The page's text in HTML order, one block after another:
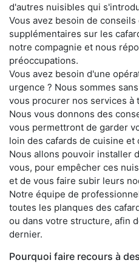
d'autres nuisibles qui
Vous avez besoin de
supplémentaires sur les
notre compagnie et nous
préoccupations.
Vous avez besoin d'une
urgence ? Nous sommes
vous procurer nos services à
Nous vous donnons des
vous permettront de garder
loin des cafards de cuisine et
Nous allons pouvoir installer
vous, pour empêcher ces
et de vous faire subir leurs
Notre équipe de
toutes les planques des
ou dans votre structure, afin
dernier.
Pourquoi faire recours à